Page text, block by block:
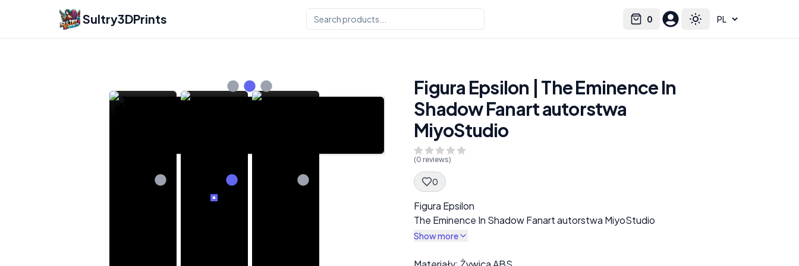
Sultry3DPrints 0
Cart Toggle theme
Select language
Figura Epsilon | The Eminence In
Shadow Fanart autorstwa
MiyoStudio
(0 reviews)
0
Spec Description
Figura Epsilon
The Eminence In Shadow Fanart autorstwa MiyoStudio
Show more
Description